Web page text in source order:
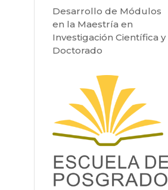
Desarrollo de Módulos
en la Maestría en
Investigación Científica y
Doctorado